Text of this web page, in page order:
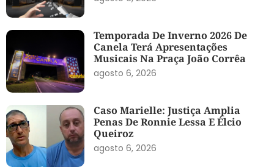
Temporada De Inverno 2026 De
Canela Terá Apresentações
Musicais Na Praça João Corrêa
agosto 6, 2026
Caso Marielle: Justiça Amplia
Penas De Ronnie Lessa E Élcio
Queiroz
agosto 6, 2026